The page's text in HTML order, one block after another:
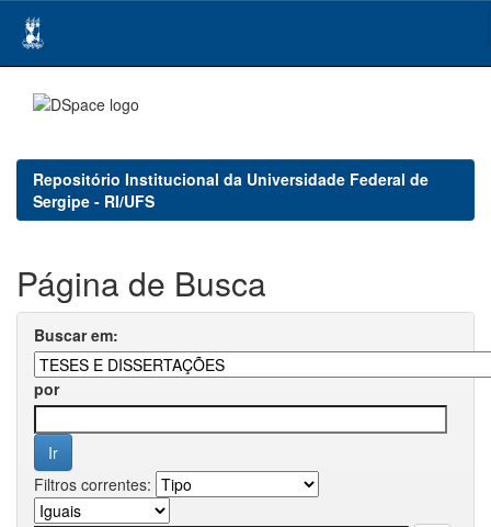
navigation
Repositório Institucional da Universidade Federal de
Sergipe - RI/UFS
Página de Busca
Buscar em:
por
Filtros correntes: